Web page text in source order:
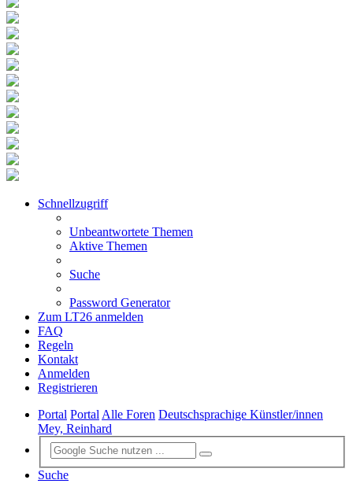
Schnellzugriff
Unbeantwortete Themen
Aktive Themen
Suche
Password Generator
Zum LT26 anmelden
FAQ
Regeln
Kontakt
Anmelden
Registrieren
Portal PortalAlle Foren Deutschsprachige Künstler/innen
Mey, Reinhard
Suche